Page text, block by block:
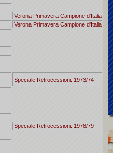
Verona Primavera Campione d'Italia
Verona Primavera Campione d'Italia
Speciale Retrocessioni: 1973/74
Speciale Retrocessioni: 1978/79